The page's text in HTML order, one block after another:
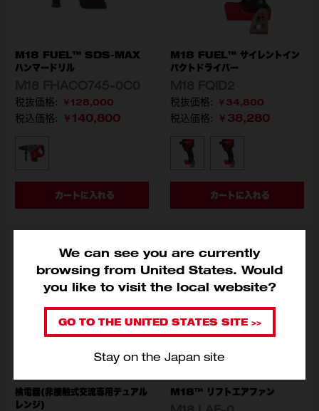
We can see you are currently
browsing from United States. Would
you like to visit the local website?
GO TO THE UNITED STATES SITE >>
Stay on the Japan site
M18 FUEL™ SDS-MAX
ハンマードリル
￥128,000
税込価格: ￥140,800
型番M18 FHACO745-0C0 APJ
カートに入れる
M18 FUEL™ サイレントイン
パクトドライバー
￥34,800
税込価格: ￥38,280
型番M18 FQID2-0X JP
M18 FQID2-
カートに入れる
検電器(非接触式交流専用デュアル
レンジ)
M18™ リフトエアファン